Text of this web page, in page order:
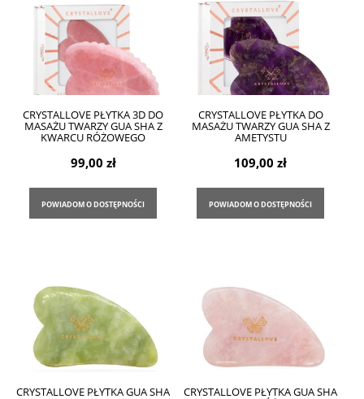
CRYSTALLOVE PŁYTKA 3D DO
MASAŻU TWARZY GUA SHA Z
KWARCU RÓŻOWEGO
99,00 zł
POWIADOM O DOSTĘPNOŚCI
CRYSTALLOVE PŁYTKA DO
MASAŻU TWARZY GUA SHA Z
AMETYSTU
109,00 zł
POWIADOM O DOSTĘPNOŚCI
CRYSTALLOVE PŁYTKA GUA SHA CRYSTALLOVE PŁYTKA GUA SHA